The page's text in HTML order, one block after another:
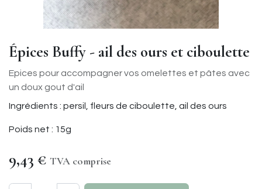
Épices Buffy - ail des ours et ciboulette
Epices pour accompagner vos omelettes et pâtes avec
un doux gout d'ail
Ingrédients : persil, fleurs de ciboulette, ail des ours
Poids net : 15g
9,43 € TVA comprise